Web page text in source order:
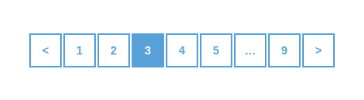
< 1 2 3 4 5 … 9 >